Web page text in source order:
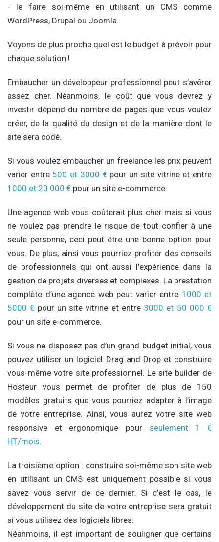
- le faire soi-même en utilisant un CMS comme
WordPress, Drupal ou Joomla
Voyons de plus proche quel est le budget à prévoir pour
chaque solution !
Embaucher un développeur professionnel peut s’avérer
assez cher. Néanmoins, le coût que vous devrez y
investir dépend du nombre de pages que vous voulez
créer, de la qualité du design et de la manière dont le
site sera codé.
Si vous voulez embaucher un freelance les prix peuvent
varier entre 500 et 3000 €pour un site vitrine et entre
1000 et 20 000 € pour un site e-commerce.
Une agence web vous coûterait plus cher mais si vous
ne voulez pas prendre le risque de tout confier à une
seule personne, ceci peut être une bonne option pour
vous. De plus, ainsi vous pourriez profiter des conseils
de professionnels qui ont aussi l’expérience dans la
gestion de projets diverses et complexes. La prestation
complète d’une agence web peut varier entre 1000 et
5000 € pour un site vitrine et entre 3000 et 50 000 €
pour un site e-commerce.
Si vous ne disposez pas d’un grand budget initial, vous
pouvez utiliser un logiciel Drag and Drop et construire
vous-même votre site professionnel. Le site builder de
Hosteur vous permet de profiter de plus de 150
modèles gratuits que vous pourriez adapter à l’image
de votre entreprise. Ainsi, vous aurez votre site web
responsive et ergonomique pour seulement 1 €
HT/mois.
La troisième option : construire soi-même son site web
en utilisant un CMS est uniquement possible si vous
savez vous servir de ce dernier. Si c’est le cas, le
développement du site de votre entreprise sera gratuit
si vous utilisez des logiciels libres.
Néanmoins, il est important de souligner que certains